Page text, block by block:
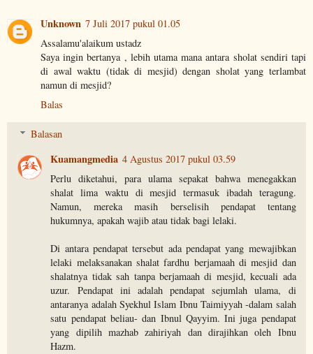
Unknown 7 Juli 2017 pukul 01.05
Assalamu'alaikum ustadz
Saya ingin bertanya , lebih utama mana antara sholat sendiri tapi
di awal waktu (tidak di mesjid) dengan sholat yang terlambat
namun di mesjid?
Balas
Balasan
Kuamangmedia 4 Agustus 2017 pukul 03.59
Perlu diketahui, para ulama sepakat bahwa menegakkan
shalat lima waktu di mesjid termasuk ibadah teragung.
Namun, mereka masih berselisih pendapat tentang
hukumnya, apakah wajib atau tidak bagi lelaki.
Di antara pendapat tersebut ada pendapat yang mewajibkan
lelaki melaksanakan shalat fardhu berjamaah di mesjid dan
shalatnya tidak sah tanpa berjamaah di mesjid, kecuali ada
uzur. Pendapat ini adalah pendapat sejumlah ulama, di
antaranya adalah Syekhul Islam Ibnu Taimiyyah -dalam salah
satu pendapat beliau- dan Ibnul Qayyim. Ini juga pendapat
yang dipilih mazhab zahiriyah dan dirajihkan oleh Ibnu
Hazm.